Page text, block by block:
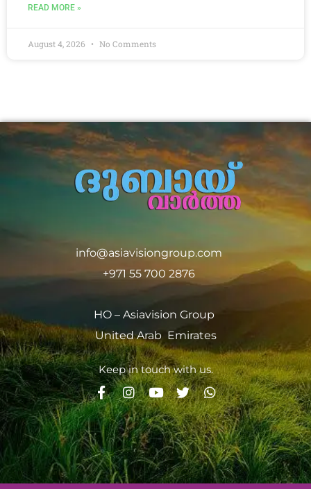
READ MORE »
August 4, 2026 No Comments
info@asiavisiongroup.com
+971 55 700 2876
HO – Asiavision Group
United Arab Emirates
Keep in touch with us.